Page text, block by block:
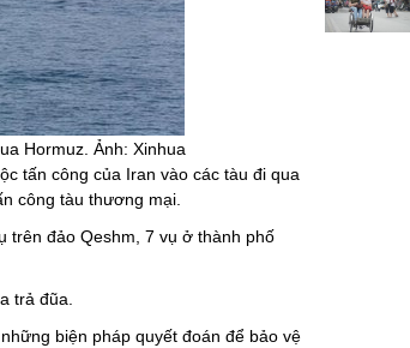
Hormuz. Ảnh: Xinhua
tấn công của Iran vào các tàu đi qua
công tàu thương mại.
trên đảo Qeshm, 7 vụ ở thành phố
trả đũa.
biện pháp quyết đoán để bảo vệ